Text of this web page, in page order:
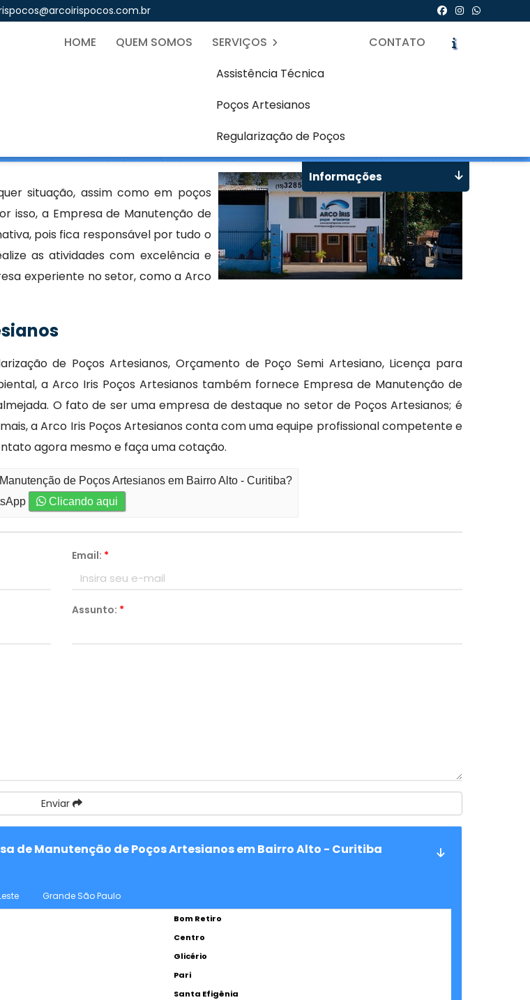
HOME QUEM SOMOS
SERVIÇOS
Assistência Técnica
Poços Artesianos
Regularização de Poços
CONTATO
Artesianos em Bairro Alto - Curitiba
situação, assim como em poços
isso, a Empresa de Manutenção de
pois fica responsável por tudo o
as atividades com excelência e
experiente no setor, como a Arco
de Poços Artesianos, Orçamento de Poço Semi Artesiano, Licença para
a Arco Iris Poços Artesianos também fornece Empresa de Manutenção de
O fato de ser uma empresa de destaque no setor de Poços Artesianos; é
a Arco Iris Poços Artesianos conta com uma equipe profissional competente e
agora mesmo e faça uma cotação.
de Poços Artesianos em Bairro Alto - Curitiba?
Clicando aqui
Email: *
Assunto: *
Enviar
de Manutenção de Poços Artesianos em Bairro Alto - Curitiba
Grande São Paulo
Bom Retiro
Centro
Glicério
Pari
Santa Efigênia
Informações